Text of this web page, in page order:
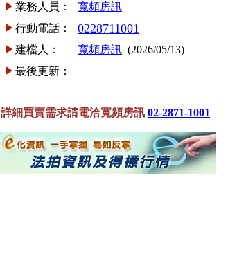
業務人員：
寬頻房訊
行動電話：
0228711001
建檔人： 寬頻房訊 (2026/05/13)
最後更新：
詳細買賣需求請電洽寬頻房訊 02-2871-1001